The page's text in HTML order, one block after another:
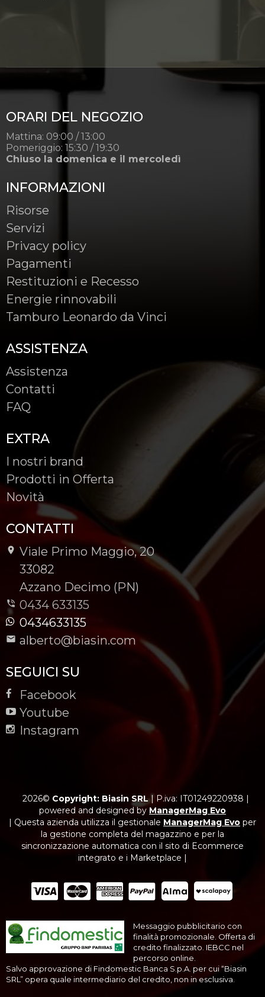
ORARI DEL NEGOZIO
Mattina: 09:00 / 13:00
Pomeriggio: 15:30 / 19:30
Chiuso la domenica e il mercoledì
INFORMAZIONI
Risorse
Servizi
Privacy policy
Pagamenti
Restituzioni e Recesso
Energie rinnovabili
Tamburo Leonardo da Vinci
ASSISTENZA
Assistenza
Contatti
FAQ
EXTRA
I nostri brand
Prodotti in Offerta
Novità
CONTATTI
Viale Primo Maggio, 20
-
33082
-
Azzano Decimo (PN)
0434 633135
0434633135
alberto@biasin.com
SEGUICI SU
Facebook
Youtube
Instagram
2026© Copyright: Biasin SRL| P.iva: IT01249220938 |
powered and designed by ManagerMag Evo
| Questa azienda utilizza il gestionale ManagerMag Evo per
la gestione completa del magazzino e per la
sincronizzazione automatica con il sito di Ecommerce
integrato e i Marketplace |
Messaggio pubblicitario con
finalità promozionale. Offerta di
credito finalizzato. IEBCC nel
percorso online.
Salvo approvazione di Findomestic Banca S.p.A. per cui “Biasin
SRL” opera quale intermediario del credito, non in esclusiva.